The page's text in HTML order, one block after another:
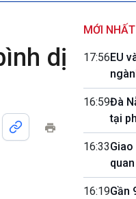
Trước giờ mở cửa
Dòng chảy Kinh tế
Tuyên chiến với gian lận
thương mại
dị
MỚI NHẤT
17:56EU
16:59Đà
tại
16:33
16:19Gần